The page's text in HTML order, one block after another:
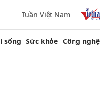
Tuần Việt Nam
sống Sức khỏe Công nghệ